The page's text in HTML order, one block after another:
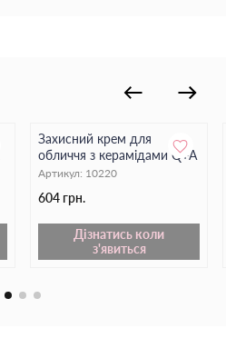
Захисний крем для
обличчя з керамідами Q+A
Артикул: 10220
604 грн.
Дізнатись коли
з'явиться